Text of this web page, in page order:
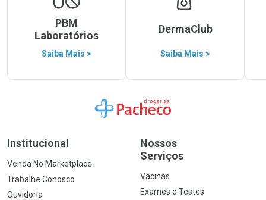
PBM
Laboratórios
Saiba Mais >
DermaClub
Saiba Mais >
Ir para a Home
Institucional
Venda No Marketplace
Trabalhe Conosco
Ouvidoria
Nossos
Serviços
Vacinas
Exames e Testes